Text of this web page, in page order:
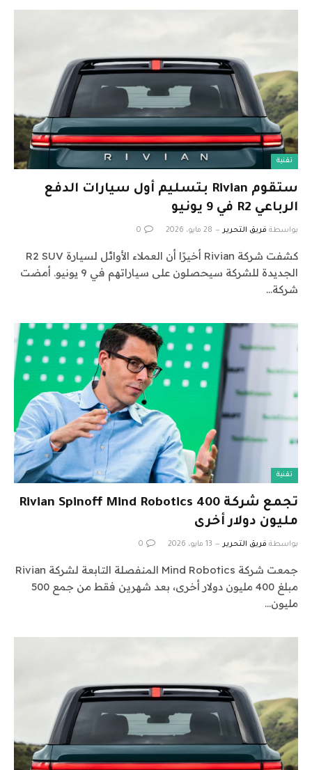
تقنية
ستقوم Rivian بتسليم أول سيارات الدفع
الرباعي R2 في 9 يونيو
بواسطة فريق التحرير 28 مايو، 2026 0
كشفت شركة Rivian أخيرًا أن العملاء الأوائل لسيارة R2 SUV
الجديدة للشركة سيحصلون على سياراتهم في 9 يونيو. أمضت
شركة…
تقنية
تجمع شركة Rivian Spinoff Mind Robotics 400
مليون دولار أخرى
بواسطة فريق التحرير 13 مايو، 2026 0
جمعت شركة Mind Robotics المنفصلة التابعة لشركة Rivian
مبلغ 400 مليون دولار أخرى، بعد شهرين فقط من جمع 500
مليون…